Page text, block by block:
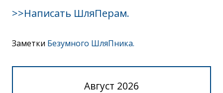
>>Написать ШляПерам.
Заметки Безумного ШляПника.
Август 2026